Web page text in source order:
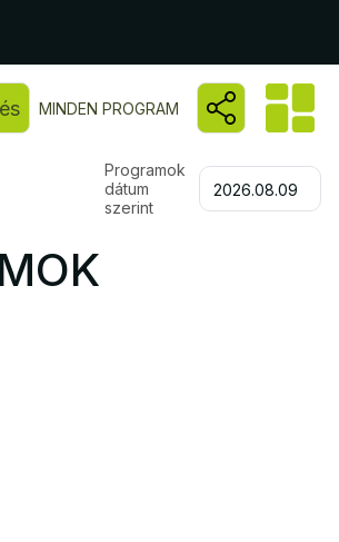
Kereső megnyitása
MINDEN PROGRAM
Programok
dátum
szerint
2026.08.09.